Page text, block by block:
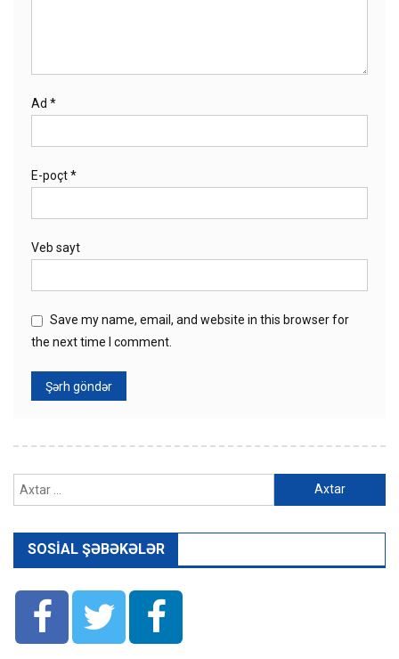
Ad *
E-poçt*
Veb sayt
Save my name, email, and website in this browser for
the next time I comment.
SOSIAL ŞƏBƏKƏLƏR